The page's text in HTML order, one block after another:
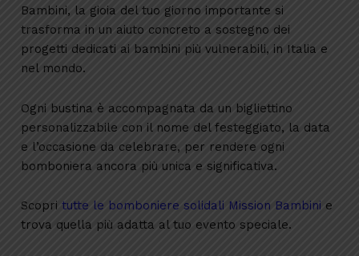
Bambini, la gioia del tuo giorno importante si
trasforma in un aiuto concreto a sostegno dei
progetti dedicati ai bambini più vulnerabili, in Italia e
nel mondo.
Ogni bustina è accompagnata da un bigliettino
personalizzabile con il nome del festeggiato, la data
e l’occasione da celebrare, per rendere ogni
bomboniera ancora più unica e significativa.
Scopri tutte le bomboniere solidali Mission Bambini e
trova quella più adatta al tuo evento speciale.